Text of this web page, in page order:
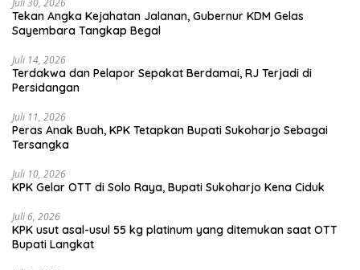
Tekan Angka Kejahatan Jalanan, Gubernur KDM Gelas
Sayembara Tangkap Begal
Juli 14, 2026
Terdakwa dan Pelapor Sepakat Berdamai, RJ Terjadi di
Persidangan
Juli 11, 2026
Peras Anak Buah, KPK Tetapkan Bupati Sukoharjo Sebagai
Tersangka
Juli 10, 2026
KPK Gelar OTT di Solo Raya, Bupati Sukoharjo Kena Ciduk
Juli 6, 2026
KPK usut asal-usul 55 kg platinum yang ditemukan saat OTT
Bupati Langkat